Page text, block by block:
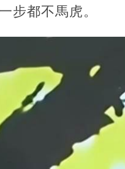
步都不馬虎。